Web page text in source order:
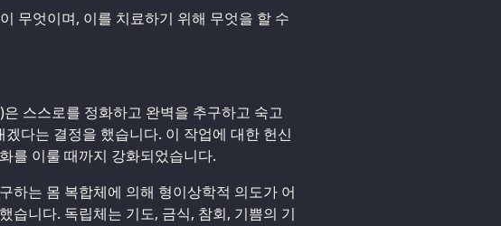
무엇이며, 이를 치료하기 위해 무엇을 할 수
스스로를 정화하고 완벽을 추구하고 숙고
다는 결정을 했습니다. 이 작업에 대한 헌신
를 이룰 때까지 강화되었습니다.
하는 몸 복합체에 의해 형이상학적 의도가 어
습니다. 독립체는 기도, 금식, 참회, 기쁨의 기